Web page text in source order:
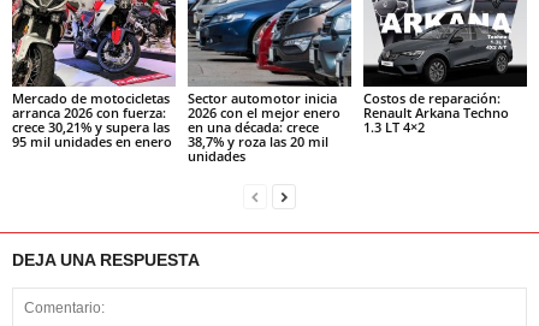
Mercado de motocicletas
arranca 2026 con fuerza:
crece 30,21% y supera las
95 mil unidades en enero
Sector automotor inicia
2026 con el mejor enero
en una década: crece
38,7% y roza las 20 mil
unidades
Costos de reparación:
Renault Arkana Techno
1.3 LT 4×2
DEJA UNA RESPUESTA